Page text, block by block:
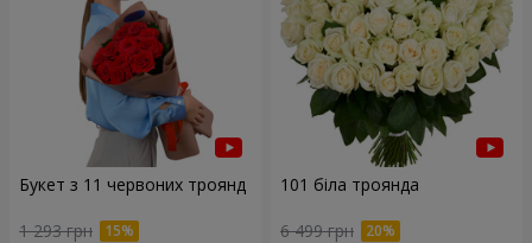
Букет з 11 червоних троянд
1 293 грн
101 біла троянда
6 499 грн